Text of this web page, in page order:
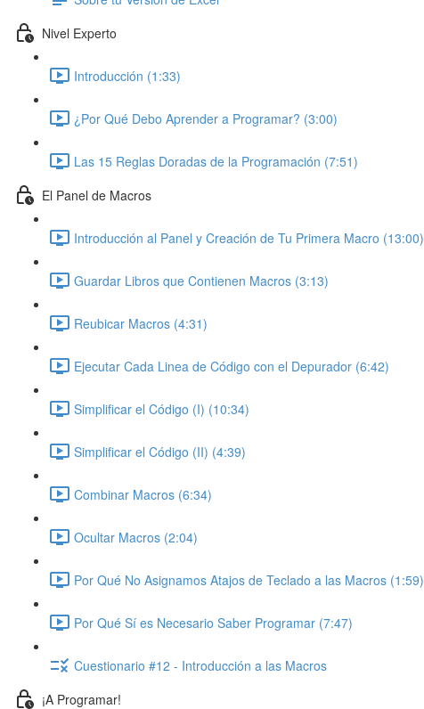
Nivel Experto
Introducción (1:33)
¿Por Qué Debo Aprender a Programar? (3:00)
Las 15 Reglas Doradas de la Programación (7:51)
El Panel de Macros
Introducción al Panel y Creación de Tu Primera Macro (13:00)
Guardar Libros que Contienen Macros (3:13)
Reubicar Macros (4:31)
Ejecutar Cada Linea de Código con el Depurador (6:42)
Simplificar el Código (I) (10:34)
Simplificar el Código (II) (4:39)
Combinar Macros (6:34)
Ocultar Macros (2:04)
Por Qué No Asignamos Atajos de Teclado a las Macros (1:59)
Por Qué Sí es Necesario Saber Programar (7:47)
Cuestionario #12 - Introducción a las Macros
¡A Programar!